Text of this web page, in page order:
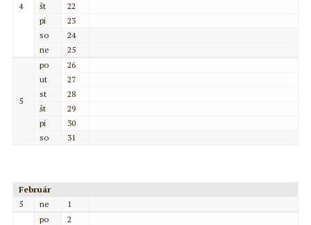
4
št
22
pi
23
so
24
ne
25
5
po
26
ut
27
st
28
št
29
pi
30
so
31
Február
5
ne 1
po
2